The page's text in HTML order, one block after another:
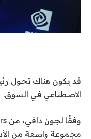
قد يكون هناك تحول
الاصطناعي في السوق.
مجموعة واسعة من